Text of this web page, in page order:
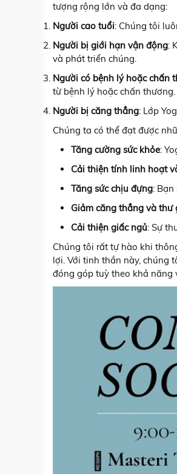
tượng rộng lớn và đa dạng:
Người cao tuổi: Chúng tôi
Người bị giới hạn vận động:
và phát triển chúng.
Người có bệnh lý hoặc chấn
từ bệnh lý hoặc chấn thương.
Người bị căng thẳng: Lớp
Chúng ta có thể đạt được
Tăng cường sức khỏe:
Cải thiện tính linh hoạt
Tăng sức chịu đựng:
Giảm căng thẳng và thư
Cải thiện giấc ngủ: Sự
Chúng tôi rất tự hào khi
lợi. Với tinh thần này, chúng
đóng góp tuỳ theo khả năng